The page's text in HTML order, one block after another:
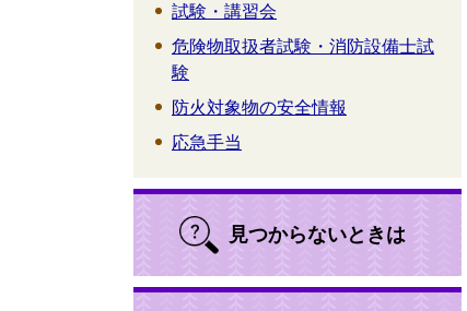
試験・講習会
危険物取扱者試験・消防設備士試
験
防火対象物の安全情報
応急手当
見つからないときは